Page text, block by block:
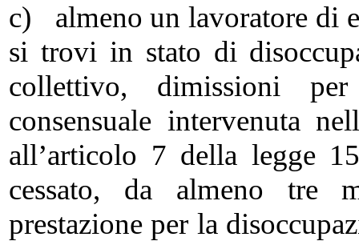
c) almeno un lavoratore di
si trovi in stato di
collettivo, dimissioni
consensuale intervenuta
all’articolo 7 della legge
cessato, da almeno tre
prestazione per la